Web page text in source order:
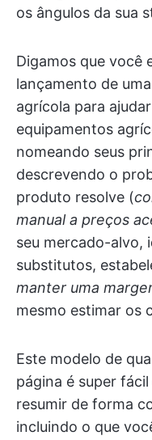
os ângulos da sua
Digamos que você
lançamento de
agrícola para
equipamentos
nomeando seus
descrevendo o
produto resolve (
manual a preços
seu mercado-alvo,
substitutos,
manter uma
mesmo estimar os
Este modelo de
página é super
resumir de forma
incluindo o que